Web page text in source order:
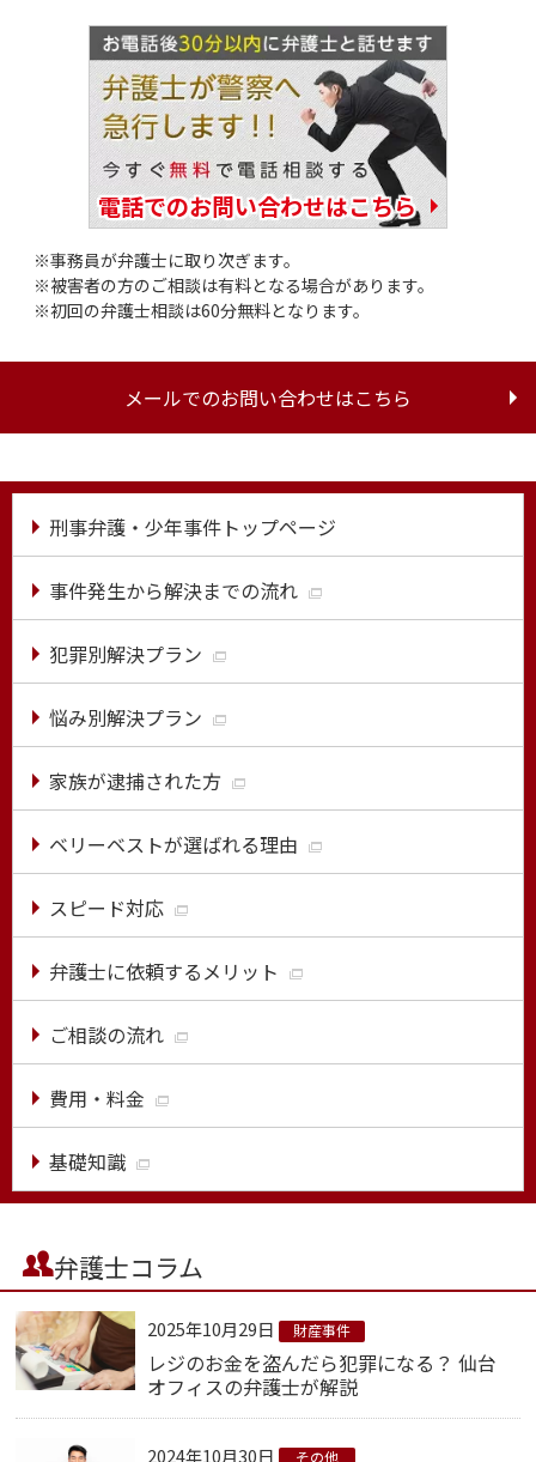
電話でのお問い合わせはこちら
事務員が弁護士に取り次ぎます。
被害者の方のご相談は有料となる場合があります。
初回の弁護士相談は60分無料となります。
メールでのお問い合わせはこちら
刑事弁護・少年事件トップページ
事件発生から解決までの流れ
犯罪別解決プラン
悩み別解決プラン
家族が逮捕された方
ベリーベストが選ばれる理由
スピード対応
弁護士に依頼するメリット
ご相談の流れ
費用・料金
基礎知識
弁護士コラム
2025年10月29日 財産事件
レジのお金を盗んだら犯罪になる？ 仙台
オフィスの弁護士が解説
2024年10月30日 その他